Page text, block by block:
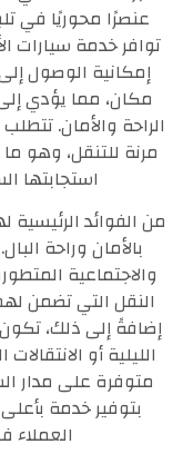
عنصرًا محوريًا في
توافر خدمة سيارات
إمكانية الوصول
مكان، مما يؤدي
الراحة والأمان.
مرنة للتنقل، وهو
استجابتها
من الفوائد
بالأمان وراحة
والاجتماعية
النقل التي تضمن
إضافةً إلى ذلك،
الليلية أو
متوفرة على مدار
بتوفير خدمة
العملاء